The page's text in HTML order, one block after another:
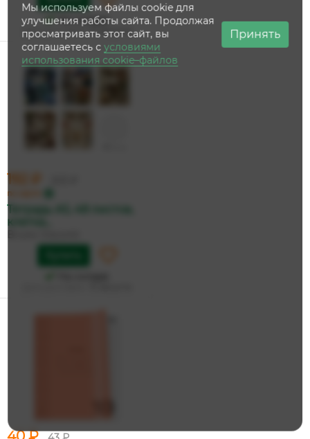
На складе
Дата доставки:15 августа
192 ₽
по карте
Тетрадь А5, 48 листов,
клетка...
Мы используем файлы cookie для
улучшения работы сайта. Продолжая
просматривать этот сайт, вы
соглашаетесь сусловиями
использования cookie–файлов
Принять